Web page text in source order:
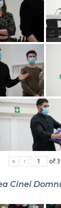
« ‹ of 3
Cinei